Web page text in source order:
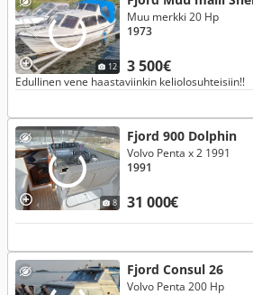
12 3 500€
Muu merkki 20 Hp
1973
Edullinen vene haastaviinkin keliolosuhteisiin!!
8
Fjord 900 Dolphin
31 000€
Volvo Penta x 2 1991
1991
Fjord Consul 26
Volvo Penta 200 Hp